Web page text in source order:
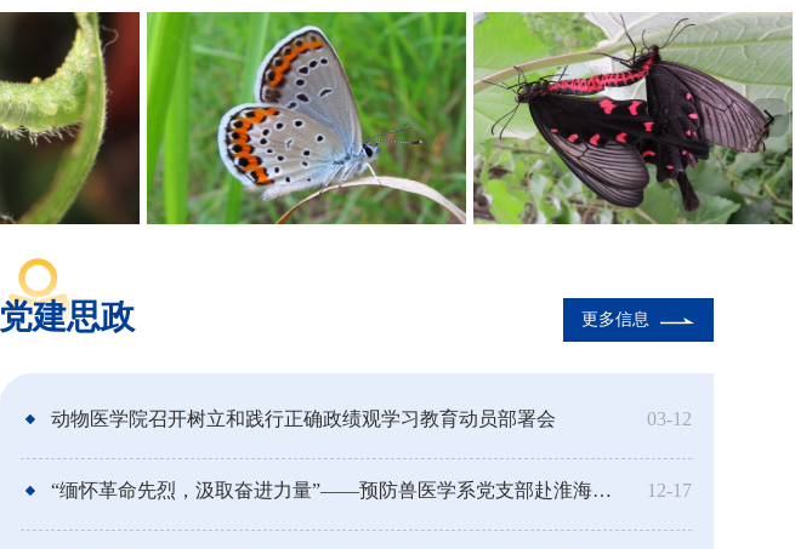
党建思政 更多信息
动物医学院召开树立和践行正确政绩观学习教育动员部署会 03-12
“缅怀革命先烈，汲取奋进力量”——预防兽医学系党支部赴淮海战... 12-17